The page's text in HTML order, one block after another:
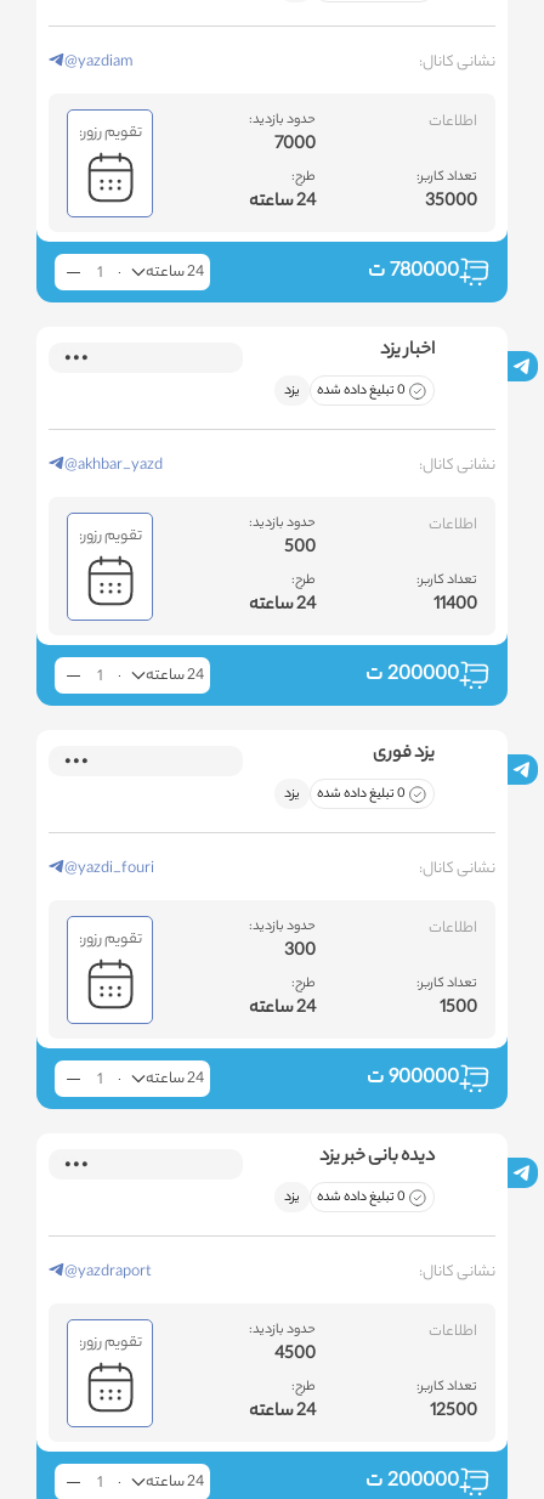
نشانی کانال: @yazdiam
اطلاعات
تعداد کاربر:
35000
حدود بازدید:
7000
طرح:
24 ساعته
تقویم رزور:
780000ت 24 ساعته
اخبار یزد
0 تبلیغ داده شده یزد
نشانی کانال: @akhbar_yazd
اطلاعات
تعداد کاربر:
11400
حدود بازدید:
500
طرح:
24 ساعته
تقویم رزور:
200000ت 24 ساعته
یزد فوری
0 تبلیغ داده شده یزد
نشانی کانال: @yazdi_fouri
اطلاعات
تعداد کاربر:
1500
حدود بازدید:
300
طرح:
24 ساعته
تقویم رزور:
900000ت 24 ساعته
دیده بانی خبر یزد
0 تبلیغ داده شده یزد
نشانی کانال: @yazdraport
اطلاعات
تعداد کاربر:
12500
حدود بازدید:
4500
طرح:
24 ساعته
تقویم رزور:
200000ت 24 ساعته